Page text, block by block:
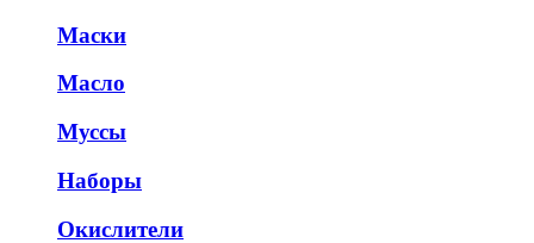
Маски
Масло
Муссы
Наборы
Окислители